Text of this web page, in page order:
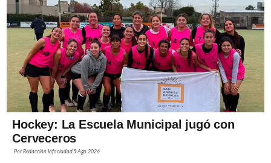
Hockey: La Escuela Municipal jugó con
Cerveceros
PorRedacción Infociudad5 Ago 2026